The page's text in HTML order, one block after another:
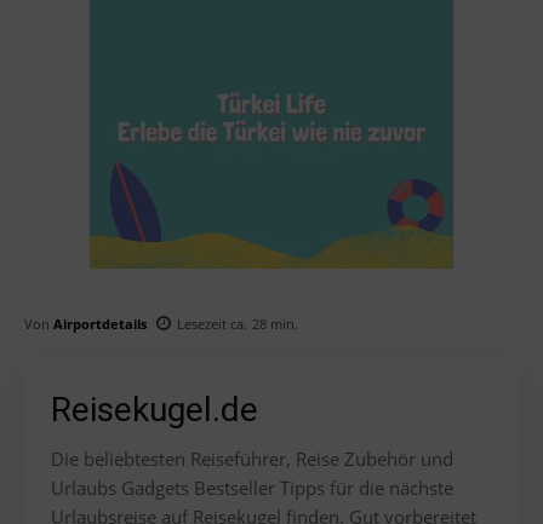
Von Airportdetails Lesezeit ca. 28 min.
Reisekugel.de
Die beliebtesten Reiseführer, Reise Zubehör und
Urlaubs Gadgets Bestseller Tipps für die nächste
Urlaubsreise auf Reisekugel finden. Gut vorbereitet